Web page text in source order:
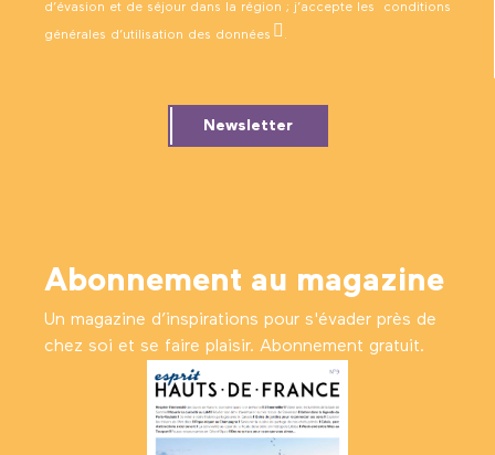
d’évasion et de séjour dans la région ; j’accepte les conditions
générales d’utilisation des données .
Newsletter
Abonnement au magazine
Un magazine d’inspirations pour s'évader près de
chez soi et se faire plaisir. Abonnement gratuit.